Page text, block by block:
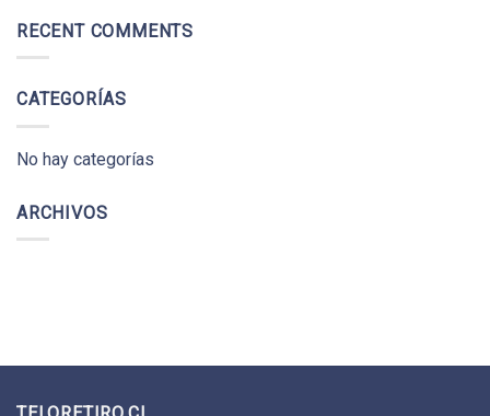
RECENT COMMENTS
CATEGORÍAS
No hay categorías
ARCHIVOS